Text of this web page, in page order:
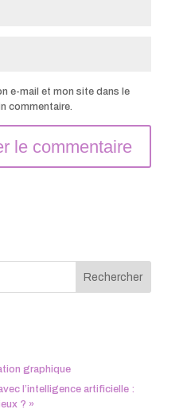
e-mail et mon site dans le
commentaire.
graphique
l’intelligence artificielle :
? »